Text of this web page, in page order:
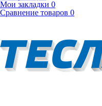
Мои закладки 0
Сравнение товаров 0